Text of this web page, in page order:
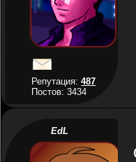
Репутация:487
Постов: 3434
EdL